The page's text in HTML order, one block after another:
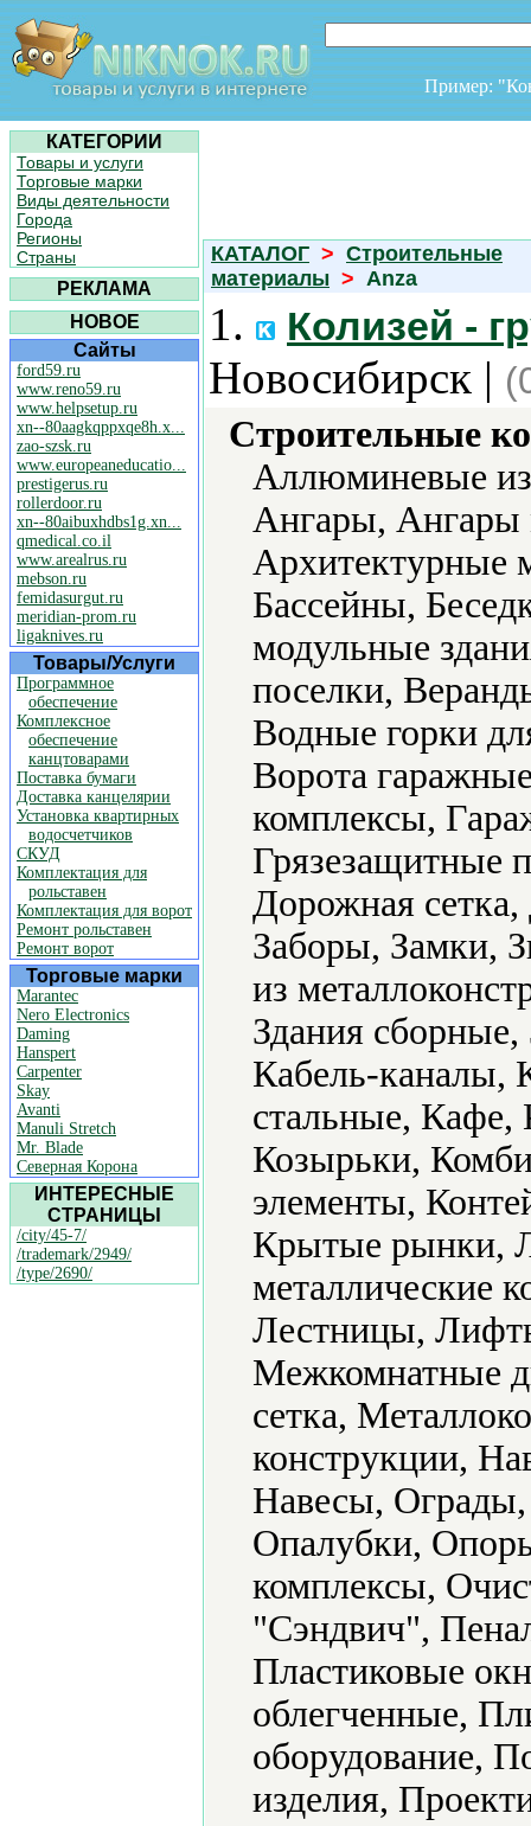
Пример:
КАТЕГОРИИ
Товары и услуги
Торговые марки
Виды деятельности
Города
Регионы
Страны
РЕКЛАМА
НОВОЕ
Сайты
ford59.ru
www.reno59.ru
www.helpsetup.ru
xn--80aagkqppxqe8h.x...
zao-szsk.ru
www.europeaneducatio...
prestigerus.ru
rollerdoor.ru
xn--80aibuxhdbs1g.xn...
qmedical.co.il
www.arealrus.ru
mebson.ru
femidasurgut.ru
meridian-prom.ru
ligaknives.ru
Товары/Услуги
Программное
обеспечение
Комплексное
обеспечение
канцтоварами
Поставка бумаги
Доставка канцелярии
Установка квартирных
водосчетчиков
СКУД
Комплектация для
рольставен
Комплектация для ворот
Ремонт рольставен
Ремонт ворот
Торговые марки
Marantec
Nero Electronics
Daming
Hanspert
Carpenter
Skay
Avanti
Manuli Stretch
Mr. Blade
Северная Корона
ИНТЕРЕСНЫЕ
СТРАНИЦЫ
/city/45-7/
/trademark/2949/
/type/2690/
КАТАЛОГ > Строительные
материалы > Anza
1. Колизей -
Новосибирск |
Строительные
Аллюминевые
Ангары, Ангары
Архитектурные
Бассейны,
модульные
поселки,
Водные горки
Ворота
комплексы,
Грязезащитные
Дорожная
Заборы, Замки,
из
Здания
Кабель-каналы,
стальные, Кафе,
Козырьки,
элементы,
Крытые рынки,
металлические
Лестницы,
Межкомнатные
сетка,
конструкции,
Навесы,
Опалубки,
комплексы,
"Сэндвич",
Пластиковые
облегченные,
оборудование,
изделия,